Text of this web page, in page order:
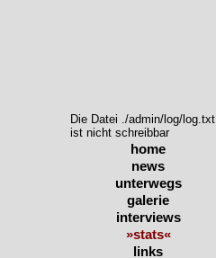
Die Datei ./admin/log/log.txt
ist nicht schreibbar
home
news
unterwegs
galerie
interviews
»stats«
links